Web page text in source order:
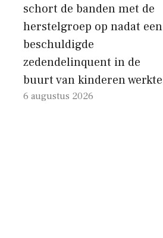
schort de banden met de
herstelgroep op nadat een
beschuldigde
zedendelinquent in de
buurt van kinderen werkte
6 augustus 2026